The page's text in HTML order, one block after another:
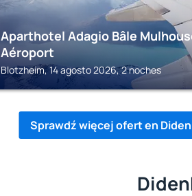
Aparthotel Adagio Bâle
Aéroport
Blotzheim, 14 agosto 2026, 2 noches
Sprawdź więcej ofert en